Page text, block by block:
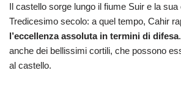
Il castello sorge lungo il fiume Suir e la
Tredicesimo secolo: a quel tempo, Cahir
l’eccellenza assoluta in termini di difesa
anche dei bellissimi cortili, che possono
al castello.